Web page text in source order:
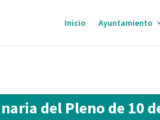
Inicio Ayuntamiento
del Pleno de 10